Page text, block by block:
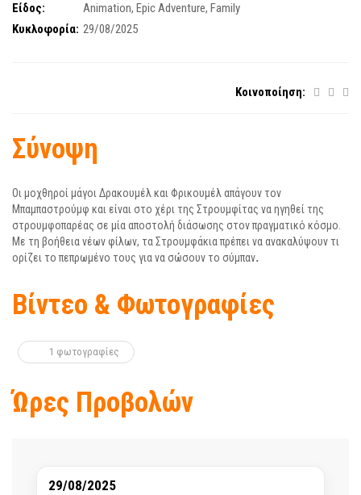
Είδος:
Animation, Epic Adventure, Family
Κυκλοφορία: 29/08/2025
Κοινοποίηση:
Σύνοψη
Οι μοχθηροί μάγοι Δρακουμέλ και Φρικουμέλ απάγουν τον
Μπαμπαστρούμφ και είναι στο χέρι της Στρουμφίτας να ηγηθεί της
στρουμφοπαρέας σε μία αποστολή διάσωσης στον πραγματικό κόσμο.
Με τη βοήθεια νέων φίλων, τα Στρουμφάκια πρέπει να ανακαλύψουν τι
ορίζει το πεπρωμένο τους για να σώσουν το σύμπαν.
Βίντεο & Φωτογραφίες
1 φωτογραφίες
Ώρες Προβολών
29/08/2025